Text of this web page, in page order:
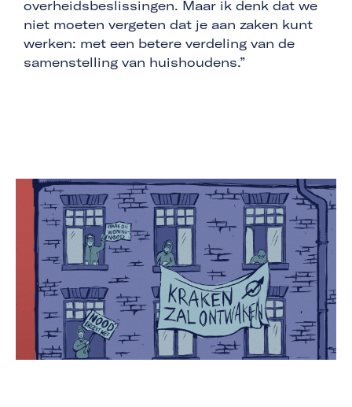
overheidsbeslissingen. Maar ik denk dat we
niet moeten vergeten dat je aan zaken kunt
werken: met een betere verdeling van de
samenstelling van huishoudens.”